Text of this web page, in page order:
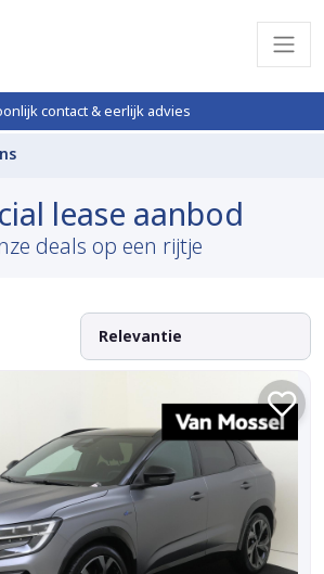
contact & eerlijk advies
lease aanbod
deals op een rijtje